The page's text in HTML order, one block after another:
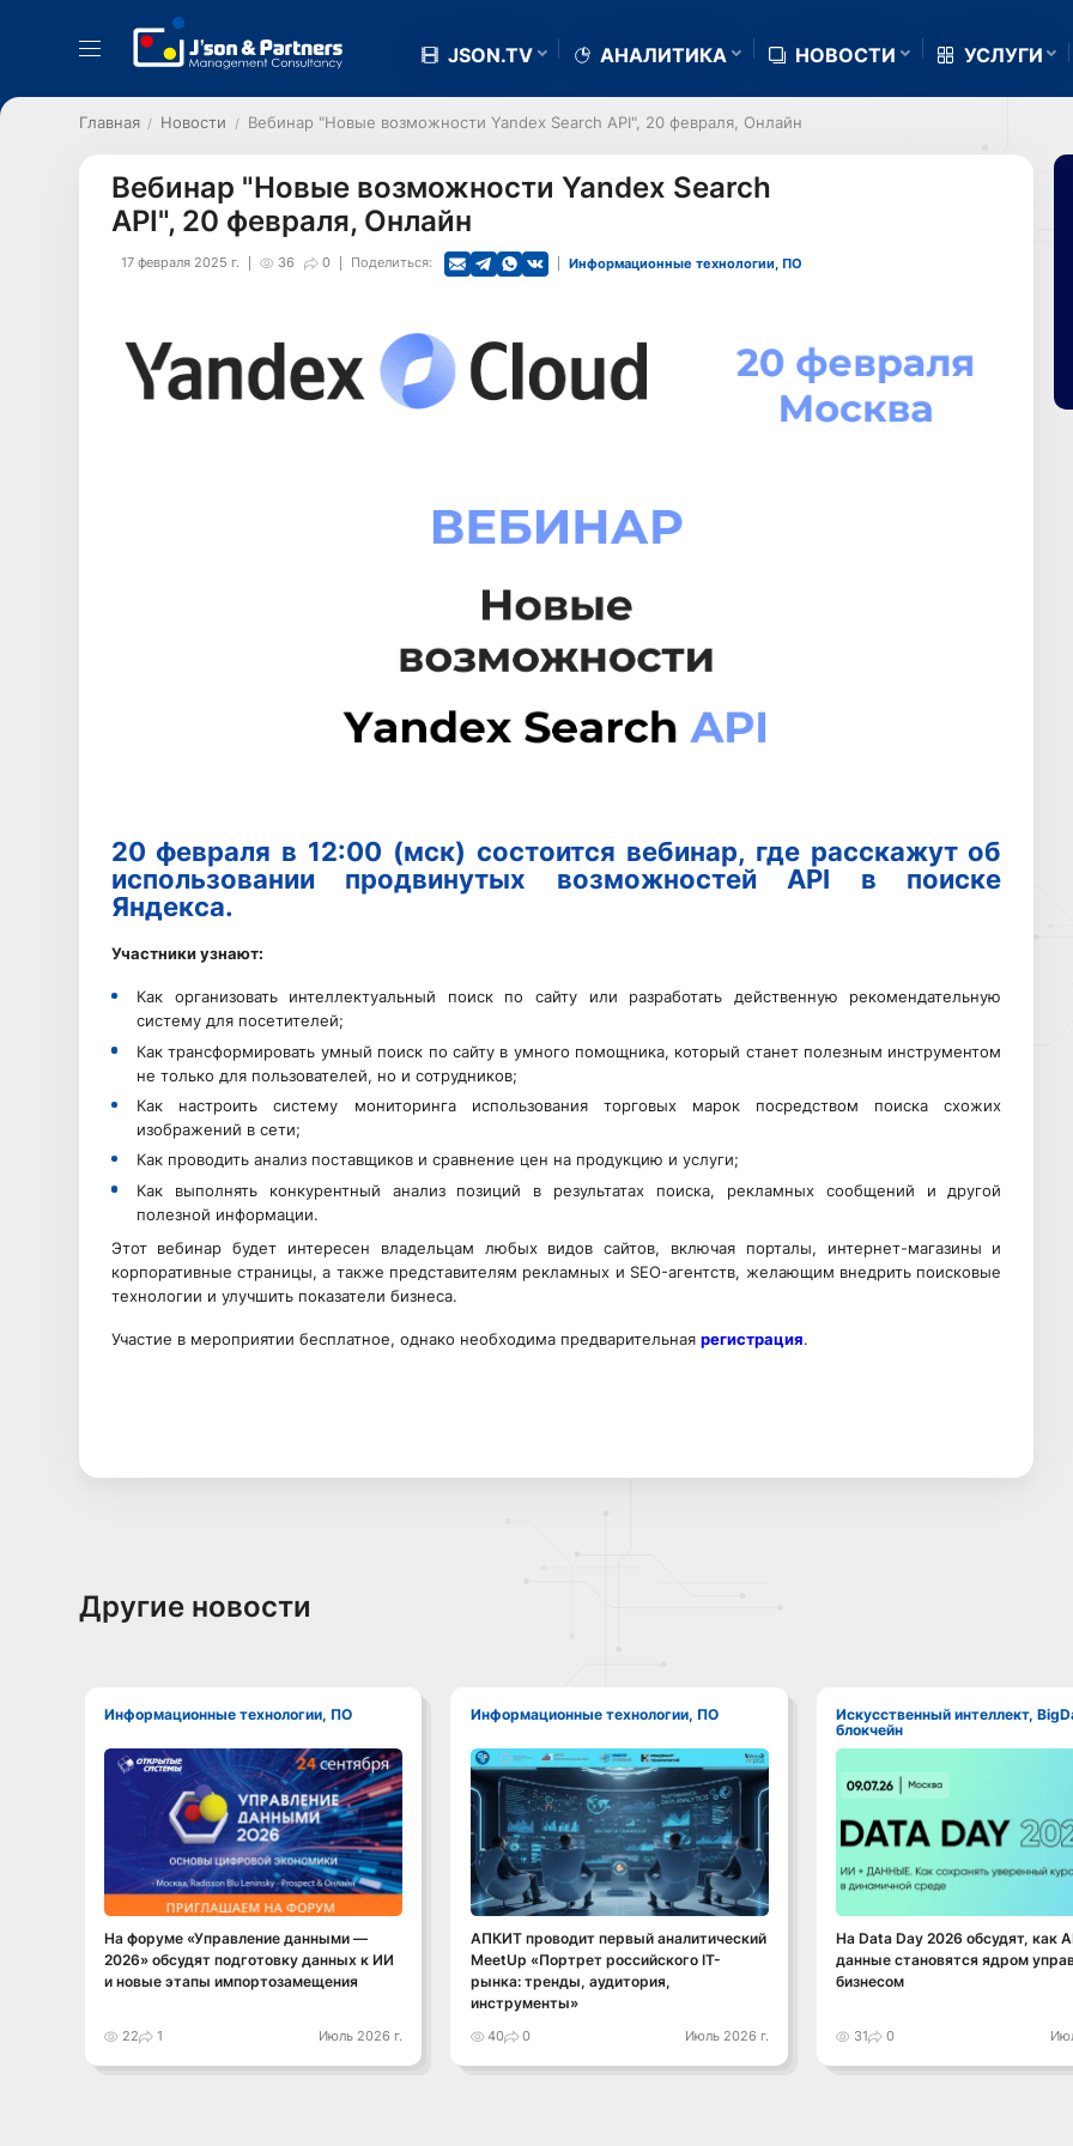
JSON.TV АНАЛИТИКА НОВОСТИ УСЛУГИ
Главная Новости Вебинар "Новые возможности Yandex Search API", 20 февраля, Онлайн
Вебинар "Новые возможности Yandex Search
API", 20 февраля, Онлайн
36 0
17 февраля 2025 г. Поделиться: Информационные технологии, ПО
20 февраля в 12:00 (мск) состоится вебинар, где расскажут об
использовании продвинутых возможностей API в поиске
Яндекса.
Участники узнают:
Как организовать интеллектуальный поиск по сайту или разработать действенную рекомендательную
систему для посетителей;
Как трансформировать умный поиск по сайту в умного помощника, который станет полезным инструментом
не только для пользователей, но и сотрудников;
Как настроить систему мониторинга использования торговых марок посредством поиска схожих
изображений в сети;
Как проводить анализ поставщиков и сравнение цен на продукцию и услуги;
Как выполнять конкурентный анализ позиций в результатах поиска, рекламных сообщений и другой
полезной информации.
Этот вебинар будет интересен владельцам любых видов сайтов, включая порталы, интернет-магазины и
корпоративные страницы, а также представителям рекламных и SEO-агентств, желающим внедрить поисковые
технологии и улучшить показатели бизнеса.
Участие в мероприятии бесплатное, однако необходима предварительная регистрация.
Другие новости
Информационные технологии, ПО
На форуме «Управление данными —
2026» обсудят подготовку данных к ИИ
и новые этапы импортозамещения
22 1 Июль 2026 г.
Информационные технологии, ПО
АПКИТ проводит первый аналитический
MeetUp «Портрет российского IT-
рынка: тренды, аудитория,
инструменты»
40 0 Июль 2026 г.
Искусственный интеллект, BigData,
блокчейн
На Data Day 2026 обсудят, как
данные становятся ядром
бизнесом
31 0